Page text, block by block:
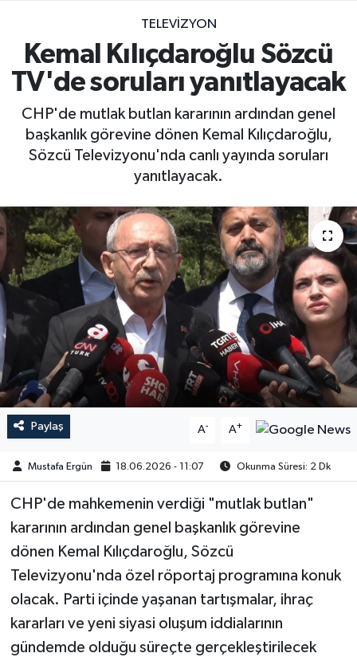
TELEVIZYON
Kemal Kılıçdaroğlu Sözcü
TV'de soruları yanıtlayacak
CHP'de mutlak butlan kararının ardından genel
başkanlık görevine dönen Kemal Kılıçdaroğlu,
Sözcü Televizyonu'nda canlı yayında soruları
yanıtlayacak.
Paylaş A- A+
Mustafa Ergün 18.06.2026 - 11:07 Okunma Süresi: 2 Dk
​​​​​​CHP'de mahkemenin verdiği "mutlak butlan"
kararının ardından genel başkanlık görevine
dönen Kemal Kılıçdaroğlu, Sözcü
Televizyonu'nda özel röportaj programına konuk
olacak. Parti içinde yaşanan tartışmalar, ihraç
kararları ve yeni siyasi oluşum iddialarının
gündemde olduğu süreçte gerçekleştirilecek